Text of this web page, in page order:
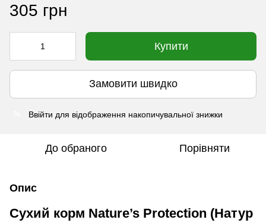
305 грн
Купити
Замовити швидко
Ввійти для відображення накопичувальної знижки
До обраного Порівняти
Опис
Сухий корм Nature’s Protection (Натур